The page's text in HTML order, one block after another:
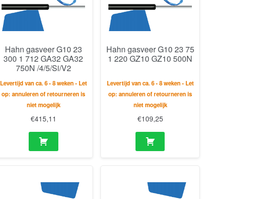
Hahn gasveer G10 23
300 1 712 GA32 GA32
750N /4/5/Si/V2
Levertijd van ca. 6 - 8 weken - Let
op: annuleren of retourneren is
niet mogelijk
€415,11
Hahn gasveer G10 23 75
1 220 GZ10 GZ10 500N
Levertijd van ca. 6 - 8 weken - Let
op: annuleren of retourneren is
niet mogelijk
€109,25